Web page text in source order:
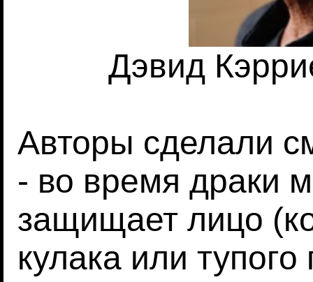
Дэвид
Авторы сделали
- во время драки
защищает лицо
кулака или